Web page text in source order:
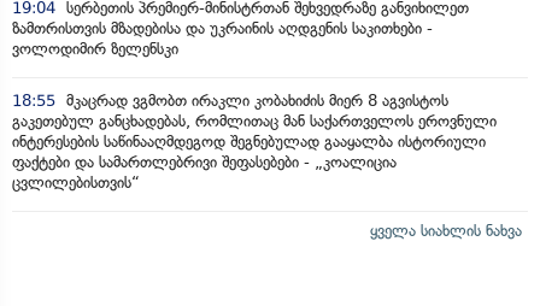
19:04 სერბეთის პრემიერ-მინისტრთან შეხვედრაზე განვიხილეთ
ზამთრისთვის მზადებისა და უკრაინის აღდგენის საკითხები -
ვოლოდიმირ ზელენსკი
18:55 მკაცრად ვგმობთ ირაკლი კობახიძის მიერ 8 აგვისტოს
გაკეთებულ განცხადებას, რომლითაც მან საქართველოს ეროვნული
ინტერესების საწინააღმდეგოდ შეგნებულად გააყალბა ისტორიული
ფაქტები და სამართლებრივი შეფასებები - „კოალიცია
ცვლილებისთვის“
ყველა სიახლის ნახვა